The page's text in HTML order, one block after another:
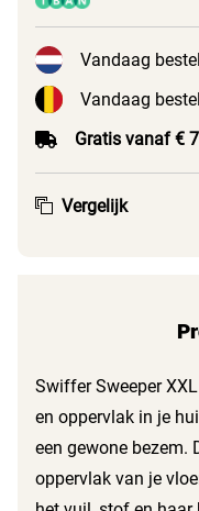
Vandaag
Vandaag
Gratis vanaf €
Vergelijk
Swiffer Sweeper
en oppervlak in je
een gewone bezem.
oppervlak van je